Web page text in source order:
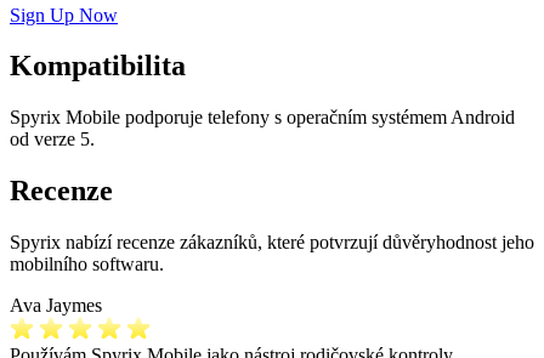
Sign Up Now
Kompatibilita
Spyrix Mobile podporuje telefony s operačním systémem Android
od verze 5.
Recenze
Spyrix nabízí recenze zákazníků, které potvrzují důvěryhodnost jeho
mobilního softwaru.
Ava Jaymes